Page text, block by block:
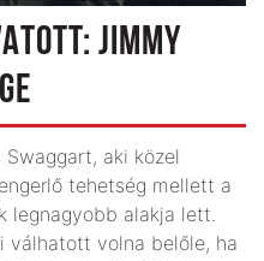
JIMMY
aki közel
tehetség mellett a
legnagyobb alakja lett.
válhatott volna belőle, ha